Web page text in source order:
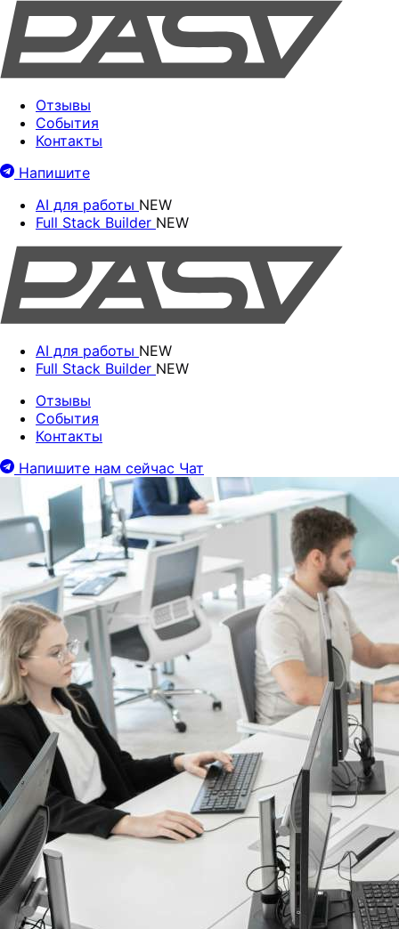
Отзывы
События
Контакты
Напишите
AI для работы NEW
Full Stack Builder NEW
AI для работы NEW
Full Stack Builder NEW
Отзывы
События
Контакты
Напишите нам сейчас Чат